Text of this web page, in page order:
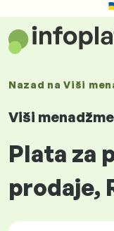
Nazad naViši
Viši
Plata za
prodaje,